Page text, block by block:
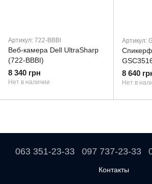
Артикул: 722-BBBI
Веб-камера Dell UltraSharp
(722-BBBI)
8 340 грн
Нет в наличии
Артикул:
8 640
Нет в
063 351-23-33 097 737-23-33
Контакты